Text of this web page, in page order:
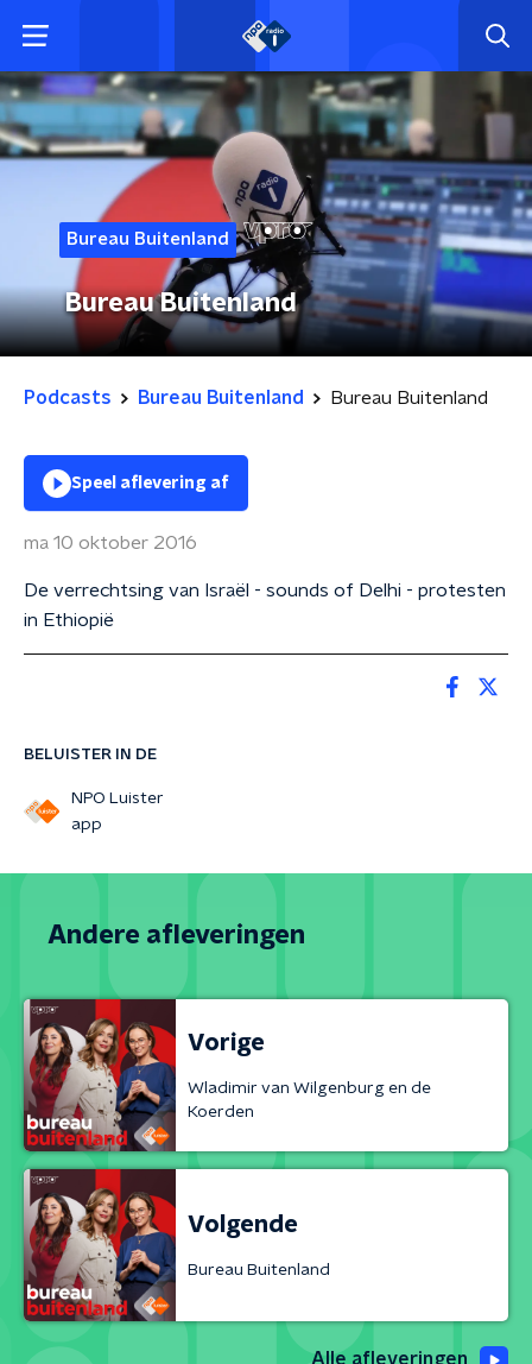
Bureau Buitenland
Bureau Buitenland
Podcasts Bureau Buitenland Bureau Buitenland
BELUISTER IN DE
NPO Luister
app
Speel aflevering af
ma 10 oktober 2016
De verrechtsing van Israël - sounds of Delhi - protesten
in Ethiopië
Andere afleveringen
Vorige
Wladimir van Wilgenburg en de
Koerden
Volgende
Bureau Buitenland
Alle afleveringen